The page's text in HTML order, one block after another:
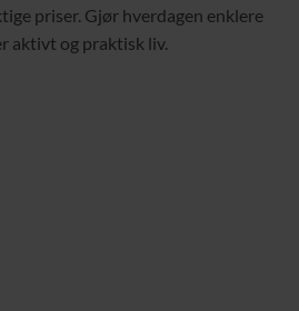
priser. Gjør hverdagen enklere
aktivt og praktisk liv.